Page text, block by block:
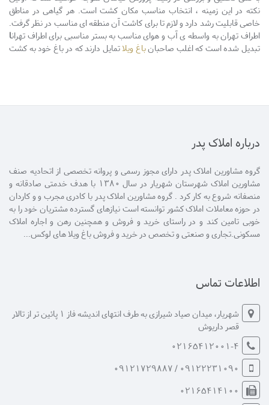
نکته در این زمینه ، انتخاب مناسب مکان کشت است. هر گیاهی در مناطق
خاصی قابلیت رشد دارد و لازم تا برای کاشت آن منطقه ای مناسب در نظر گرفت.
اطراف تهران به واسطه ی آب و هوای مناسب به بستر مناسبی برای اطراف تهرانا
تبدیل شده است که اغلب صاحبانباغ ویلاتمایل دارند که در باغ خود به کشت
درباره املاک پدر
گروه مشاورین املاک پدر دارای مجوز رسمی و پروانه تخصصی از اتحادیه صنف
مشاورین املاک شهرستان شهریار در سال 1380 با هدف خدمتی صادقانه و
منصفانه شروع به کار کرد . گروه مشاورین املاک پدر با کادری مجرب و و کاردان
در حوزه معاملات املاک کشور توانسته است نیازهای گسترده مشتریان خود را به
خوبی تامین کند و در راستای خرید و فروش و همچنین رهن و اجاره املاک
مسکونی.تجاری و صنعتی و تخصص در خرید و فروش باغ ویلا های لوکس...
اطلاعات تماس
شهریار، میدان صیاد شیرازی به طرف انتهای اندیشه فاز 1 پائین تر از تالار
قصر داریوش
02165412001-4
09122231090 / 09121729887
02165414100